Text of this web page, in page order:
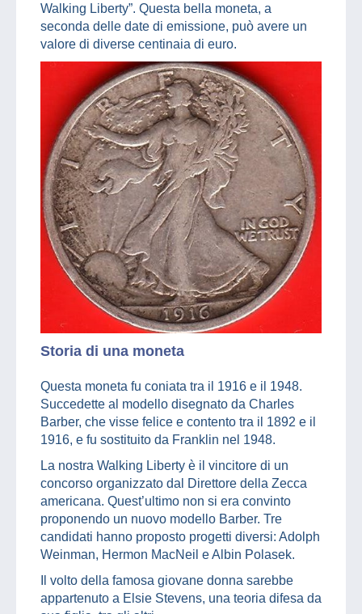
Walking Liberty”. Questa bella moneta, a
seconda delle date di emissione, può avere un
valore di diverse centinaia di euro.
Storia di una moneta
Questa moneta fu coniata tra il 1916 e il 1948.
Succedette al modello disegnato da Charles
Barber, che visse felice e contento tra il 1892 e il
1916, e fu sostituito da Franklin nel 1948.
La nostra Walking Liberty è il vincitore di un
concorso organizzato dal Direttore della Zecca
americana. Quest’ultimo non si era convinto
proponendo un nuovo modello Barber. Tre
candidati hanno proposto progetti diversi: Adolph
Weinman, Hermon MacNeil e Albin Polasek.
Il volto della famosa giovane donna sarebbe
appartenuto a Elsie Stevens, una teoria difesa da